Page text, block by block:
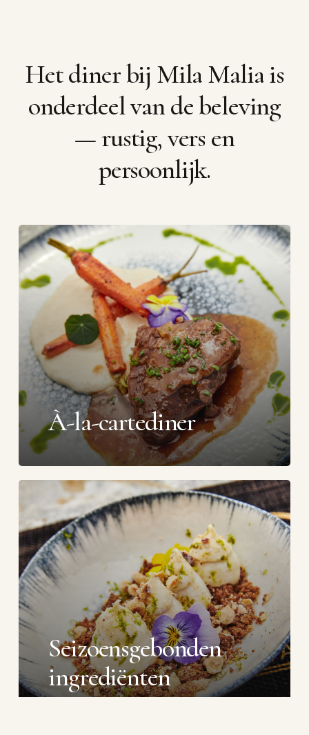
Hetdinerbij MilaMaliais
onderdeelvandebeleving
—rustig,versen
persoonlijk.
À-la-cartediner
Seizoensgebonden
ingrediënten